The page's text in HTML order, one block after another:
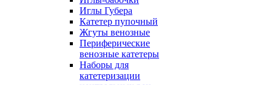
Иглы Губера
Катетер пупочный
Жгуты венозные
Периферические
венозные катетеры
Наборы для
катетеризации